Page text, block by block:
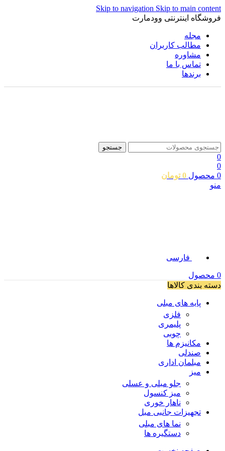
Skip to navigation Skip to main content
فروشگاه اینترنتی وودمارت
مجله
مطالب کاربران
مشاوره
تماس با ما
برندها
جستجو
0
0
0 محصول 0 تومان
منو
فارسی
0 محصول
دسته بندی کالاها
پایه های مبلی
فلزی
پلیمری
چوبی
مکانیزم ها
صندلی
مبلمان اداری
میز
جلو مبلی و عسلی
میز کنسول
ناهار خوری
تجهیزات جانبی مبل
نما های مبلی
دستگیره ها